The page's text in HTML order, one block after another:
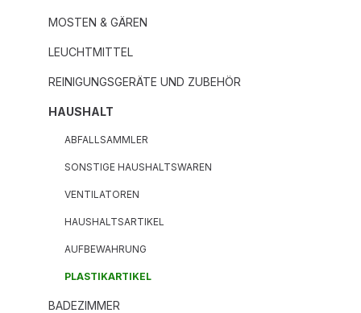
MOSTEN & GÄREN
LEUCHTMITTEL
REINIGUNGSGERÄTE UND ZUBEHÖR
HAUSHALT
ABFALLSAMMLER
SONSTIGE HAUSHALTSWAREN
VENTILATOREN
HAUSHALTSARTIKEL
AUFBEWAHRUNG
PLASTIKARTIKEL
BADEZIMMER